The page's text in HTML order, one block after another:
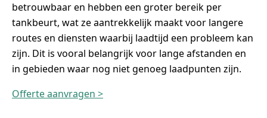
betrouwbaar en hebben een groter bereik per
tankbeurt, wat ze aantrekkelijk maakt voor langere
routes en diensten waarbij laadtijd een probleem kan
zijn. Dit is vooral belangrijk voor lange afstanden en
in gebieden waar nog niet genoeg laadpunten zijn.
Offerte aanvragen >